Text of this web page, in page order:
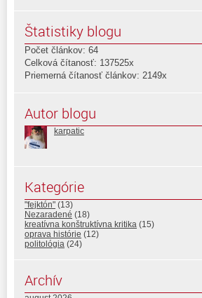
Štatistiky blogu
Počet článkov: 64
Celková čítanosť: 137525x
Priemerná čítanosť článkov: 2149x
Autor blogu
karpatic
Kategórie
"fejktón" (13)
Nezaradené (18)
kreatívna konštruktívna kritika (15)
oprava histórie (12)
politológia (24)
Archív